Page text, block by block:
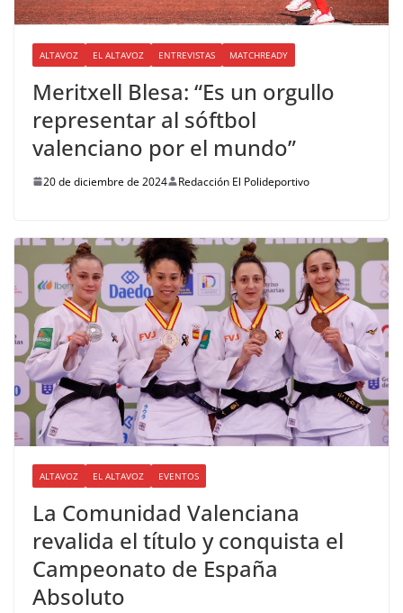
ALTAVOZ EL ALTAVOZ ENTREVISTAS MATCHREADY
Meritxell Blesa: “Es un orgullo
representar al sóftbol
valenciano por el mundo”
20 de diciembre de 2024 Redacción El Polideportivo
ALTAVOZ EL ALTAVOZ EVENTOS
La Comunidad Valenciana
revalida el título y conquista el
Campeonato de España
Absoluto